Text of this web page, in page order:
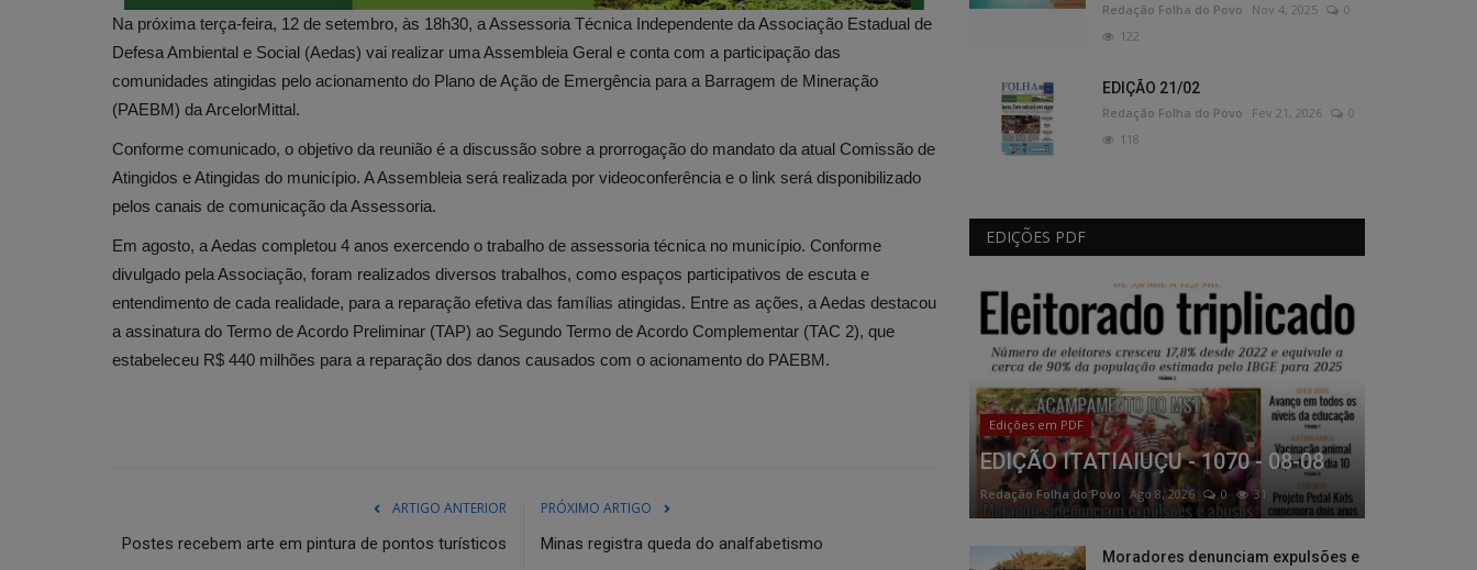
Na próxima terça-feira, 12 de setembro, às 18h30, a Assessoria Técnica Independente da Associação Estadual de
Defesa Ambiental e Social (Aedas) vai realizar uma Assembleia Geral e conta com a participação das
comunidades atingidas pelo acionamento do Plano de Ação de Emergência para a Barragem de Mineração
(PAEBM) da ArcelorMittal.
Conforme comunicado, o objetivo da reunião é a discussão sobre a prorrogação do mandato da atual Comissão de
Atingidos e Atingidas do município. A Assembleia será realizada por videoconferência e o link será disponibilizado
pelos canais de comunicação da Assessoria.
Em agosto, a Aedas completou 4 anos exercendo o trabalho de assessoria técnica no município. Conforme
divulgado pela Associação, foram realizados diversos trabalhos, como espaços participativos de escuta e
entendimento de cada realidade, para a reparação efetiva das famílias atingidas. Entre as ações, a Aedas destacou
a assinatura do Termo de Acordo Preliminar (TAP) ao Segundo Termo de Acordo Complementar (TAC 2), que
estabeleceu R$ 440 milhões para a reparação dos danos causados com o acionamento do PAEBM.
ARTIGO ANTERIOR
Postes recebem arte em pintura de pontos turísticos
PRÓXIMO ARTIGO
Minas registra queda do analfabetismo
Redação Folha do Povo Nov 4, 2025
0
122
EDIÇÃO 21/02
Redação Folha do Povo Fev 21, 2026
0
118
EDIÇÕES PDF
Edições em PDF
EDIÇÃO ITATIAIUÇU - 1070 - 08-08
Redação Folha do Povo Ago 8, 2026 0 31
Moradores denunciam expulsões e